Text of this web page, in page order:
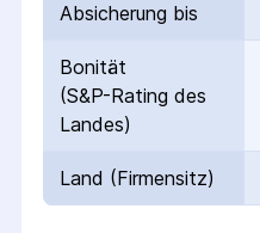
Absicherung bis
Bonität
(S&P-Rating des
Landes)
Land (Firmensitz)